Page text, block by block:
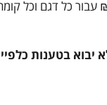
יבוא בטענות